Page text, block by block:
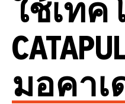
ใช้เทค
มอคาเ